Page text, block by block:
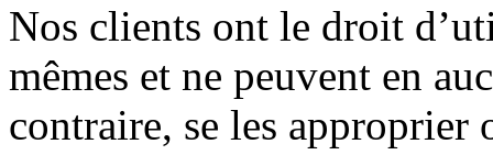
Nos clients ont le droit
mêmes et ne peuvent en
contraire, se les approprier